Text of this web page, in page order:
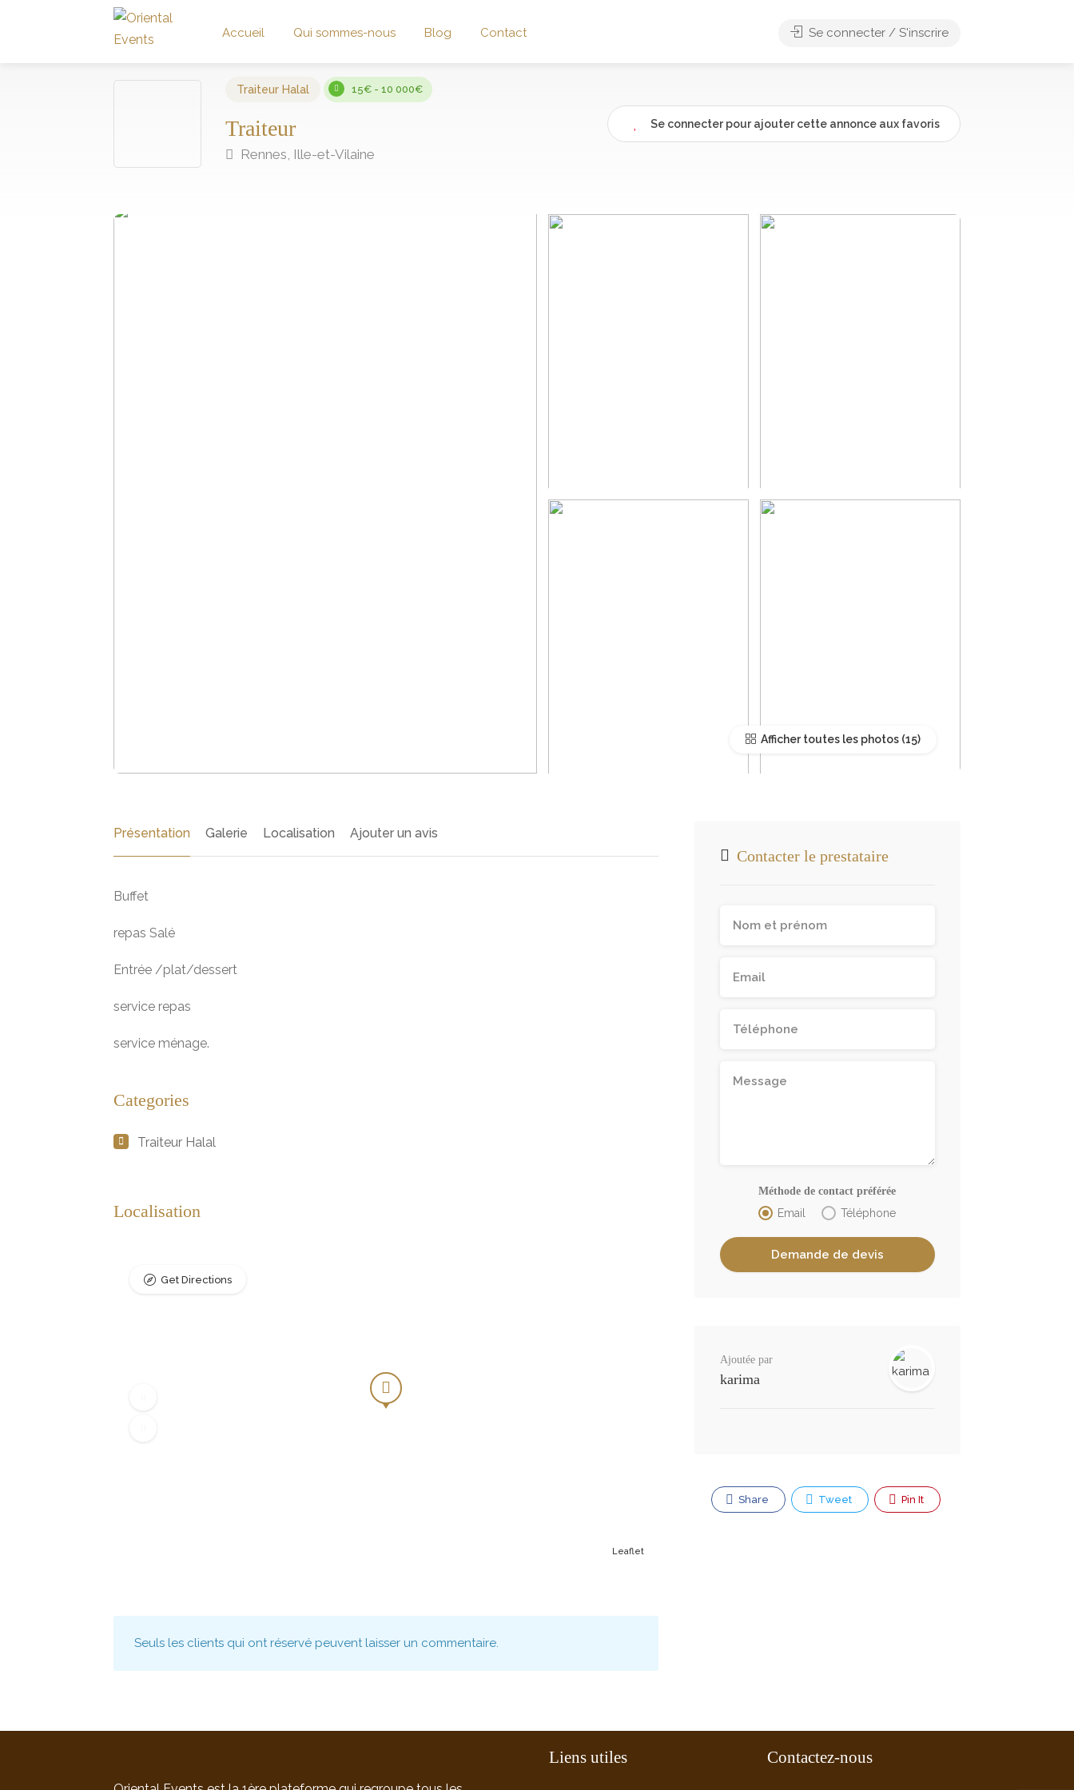
Accueil Qui sommes-nous Blog Contact Se connecter / S'inscrire
Traiteur Halal 15€ - 10 000€
Traiteur
Rennes, Ille-et-Vilaine
Se connecter pour ajouter cette annonce aux favoris
Afficher toutes les photos
Présentation Galerie Localisation Ajouter un avis
Buffet
repas Salé
Entrée /plat/dessert
service repas
service ménage.
Categories
Traiteur Halal
Localisation
Leaflet
Get Directions
Seuls les clients qui ont réservé peuvent laisser un commentaire.
Contacter le prestataire
Méthode de contact préférée
Email Téléphone
Ajoutée par
karima
Share Tweet Pin It
Liens utiles Contactez-nous